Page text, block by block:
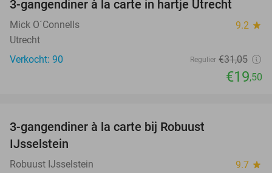
3-gangendiner à la carte in hartje Utrecht
Mick O´Connells 9.2 star
Utrecht
Verkocht: 90
Regulier €31,05
€19,50
3-gangendiner à la carte bij Robuust
IJsselstein
Robuust IJsselstein 9.7 star